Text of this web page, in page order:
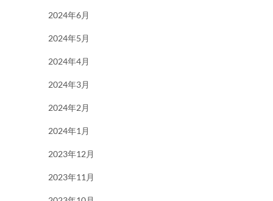
2024年6月
2024年5月
2024年4月
2024年3月
2024年2月
2024年1月
2023年12月
2023年11月